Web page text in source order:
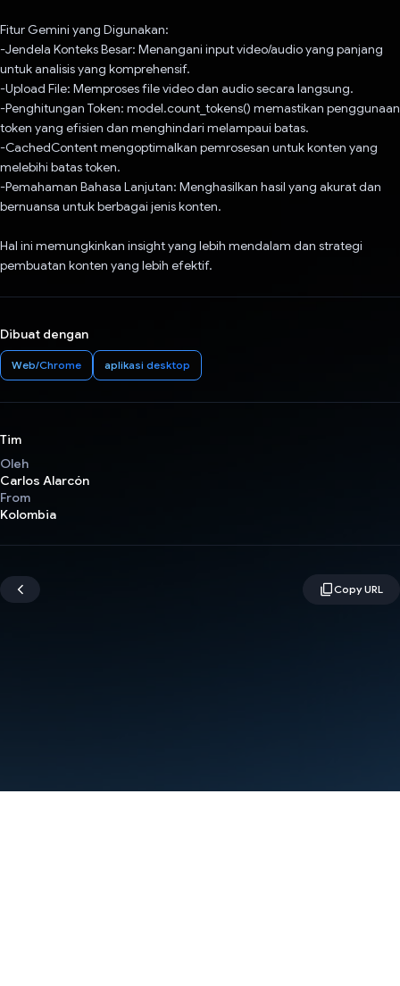
Fitur Gemini yang Digunakan:
-Jendela Konteks Besar: Menangani input video/audio yang panjang
untuk analisis yang komprehensif.
-Upload File: Memproses file video dan audio secara langsung.
-Penghitungan Token: model.count_tokens() memastikan penggunaan
token yang efisien dan menghindari melampaui batas.
-CachedContent mengoptimalkan pemrosesan untuk konten yang
melebihi batas token.
-Pemahaman Bahasa Lanjutan: Menghasilkan hasil yang akurat dan
bernuansa untuk berbagai jenis konten.
Hal ini memungkinkan insight yang lebih mendalam dan strategi
pembuatan konten yang lebih efektif.
Dibuat dengan
Web/Chrome aplikasi desktop
Tim
Oleh
Carlos Alarcón
From
Kolombia